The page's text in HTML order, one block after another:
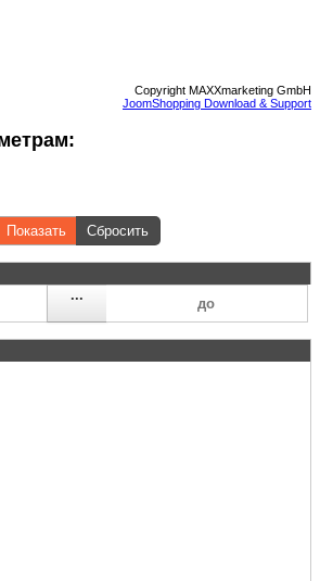
Copyright MAXXmarketing GmbH
JoomShopping Download & Support
Показать Сбросить
...